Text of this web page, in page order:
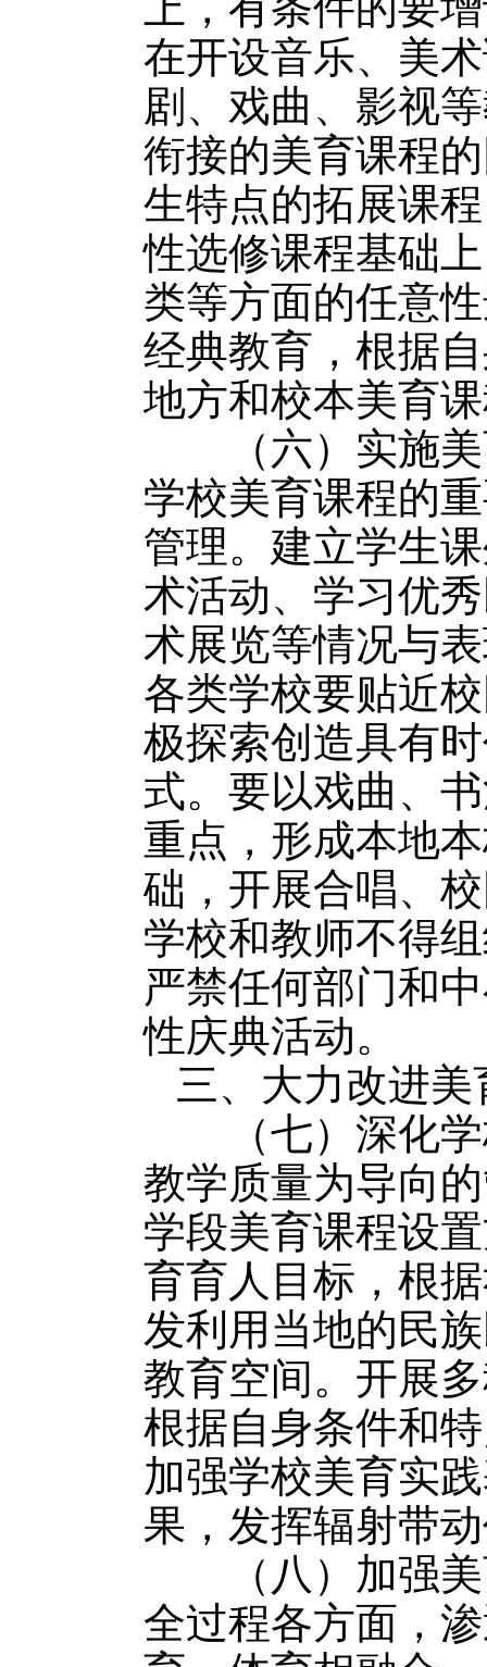
在开设音乐、美
剧、戏曲、影视
衔接的美育课程
生特点的拓展课
性选修课程基础
类等方面的任意
经典教育，根据
地方和校本美育
（六）实施美
学校美育课程的
管理。建立学生
术活动、学习优
术展览等情况与
各类学校要贴近
极探索创造具有
式。要以戏曲、
重点，形成本地
础，开展合唱、
学校和教师不得
严禁任何部门和
性庆典活动。
三、大力改进
（七）深化学
教学质量为导向
学段美育课程设
育育人目标，根
发利用当地的民
教育空间。开展
根据自身条件和
加强学校美育实
果，发挥辐射带
（八）加强美
全过程各方面，